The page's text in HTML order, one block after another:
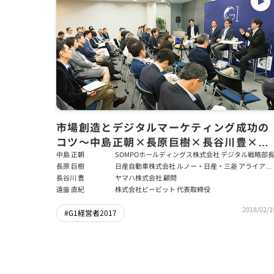
市場創造とデジタルマーケティング成功の
コツ～中島正朝×長原巨樹×長谷川豊×遠
藤直紀
中島 正朝
SOMPOホールディングス株式会社 デジタル戦略部長
長原 巨樹
日産自動車株式会社 ルノー・日産・三菱 アライアン
スコネクティッドカー＆モビリティーサービス事業部
アライアンスグローバルダイレクター
長谷川 豊
ヤマハ株式会社 顧問
遠藤 直紀
株式会社ビービット 代表取締役
#G1経営者2017 2018/02/